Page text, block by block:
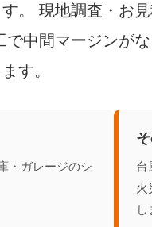
。 現地調査・お
中間マージンが
す。
・ガレージのシ
台
火
し